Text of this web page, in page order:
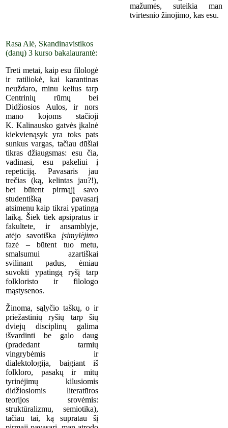
mažumės, suteikia man
tvirtesnio žinojimo, kas esu.
Rasa Alė, Skandinavistikos
(danų) 3 kurso bakalaurantė:
Treti metai, kaip esu filologė
ir ratiliokė, kai karantinas
neuždaro, minu kelius tarp
Centrinių rūmų bei
Didžiosios Aulos, ir nors
mano kojoms stačioji
K. Kalinausko gatvės įkalnė
kiekvienąsyk yra toks pats
sunkus vargas, tačiau dūšiai
tikras džiaugsmas: esu čia,
vadinasi, esu pakeliui į
repeticiją. Pavasaris jau
trečias (ką, kelintas jau?!),
bet būtent pirmąjį savo
studentišką pavasarį
atsimenu kaip tikrai ypatingą
laiką. Šiek tiek apsipratus ir
fakultete, ir ansamblyje,
atėjo savotiška įsimylėjimo
fazė – būtent tuo metu,
smalsumui azartiškai
svilinant padus, ėmiau
suvokti ypatingą ryšį tarp
folkloristo ir filologo
mąstysenos.
Žinoma, sąlyčio taškų, o ir
priežastinių ryšių tarp šių
dviejų disciplinų galima
išvardinti be galo daug
(pradedant tarmių
vingrybėmis ir
dialektologija, baigiant iš
folkloro, pasakų ir mitų
tyrinėjimų kilusiomis
didžiosiomis literatūros
teorijos srovėmis:
struktūralizmu, semiotika),
tačiau tai, ką supratau šį